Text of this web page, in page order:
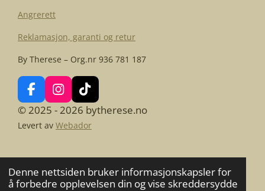
Denne nettsiden bruker informasjonskapsler for
å forbedre opplevelsen din og vise skreddersydde
Angrerett
Reklamasjon, garanti og retur
By Therese – Org.nr 936 781 187
F
a
c
e
k
I
n
s
t
a
T
i
k
T
© 2025 - 2026 bytherese.no
Levert av Webador